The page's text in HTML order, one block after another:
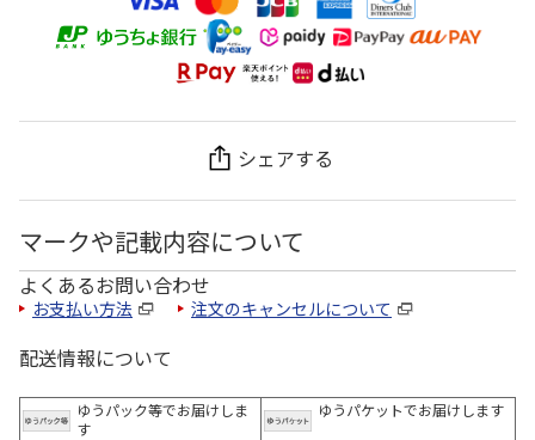
シェアする
マークや記載内容について
よくあるお問い合わせ
お支払い方法 注文のキャンセルについて
配送情報について
ゆうパック等でお届けしま
す
ゆうパケットでお届けします